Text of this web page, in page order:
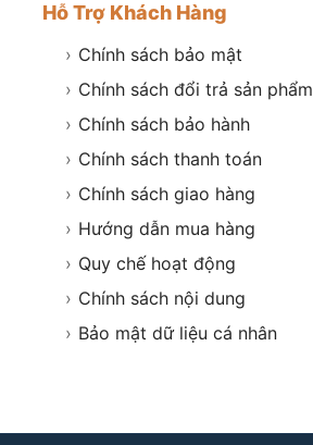
Hỗ Trợ Khách Hàng
› Chính sách bảo mật
› Chính sách đổi trả sản phẩm
› Chính sách bảo hành
› Chính sách thanh toán
› Chính sách giao hàng
› Hướng dẫn mua hàng
› Quy chế hoạt động
› Chính sách nội dung
› Bảo mật dữ liệu cá nhân